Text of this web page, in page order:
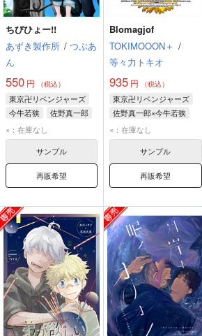
ちびひょー!!
あずき製作所 / つぶあ
ん
550 円 （税込）
東京卍リベンジャーズ
今牛若狭
佐野真一郎
明司武臣
×：在庫なし
サンプル
再販希望
Blomagjof
TOKIMOOON＋ /
等々力トキオ
935 円 （税込）
東京卍リベンジャーズ
佐野真一郎×今牛若狭
今牛若狭
佐野万次郎
×：在庫なし
サンプル
再販希望